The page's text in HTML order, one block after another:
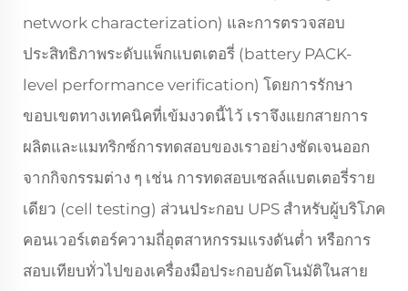
network characterization) และการตรวจสอบ
ประสิทธิภาพระดับแพ็กแบตเตอรี่ (battery PACK-
level performance verification) โดยการรักษา
ขอบเขตทางเทคนิคที่เข้มงวดนี้ไว้ เราจึงแยกสายการ
ผลิตและแมทริกซ์การทดสอบของเราอย่างชัดเจนออก
จากกิจกรรมต่าง ๆ เช่น การทดสอบเซลล์แบตเตอรี่ราย
เดียว (cell testing) ส่วนประกอบ UPS สำหรับผู้บริโภค
คอนเวอร์เตอร์ความถี่อุตสาหกรรมแรงดันต่ำ หรือการ
สอบเทียบทั่วไปของเครื่องมือประกอบอัตโนมัติในสาย